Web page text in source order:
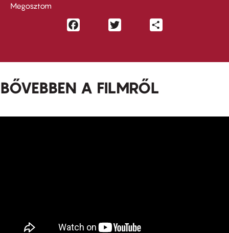
Megosztom
Facebook
BŐVEBBEN A FILMRŐL